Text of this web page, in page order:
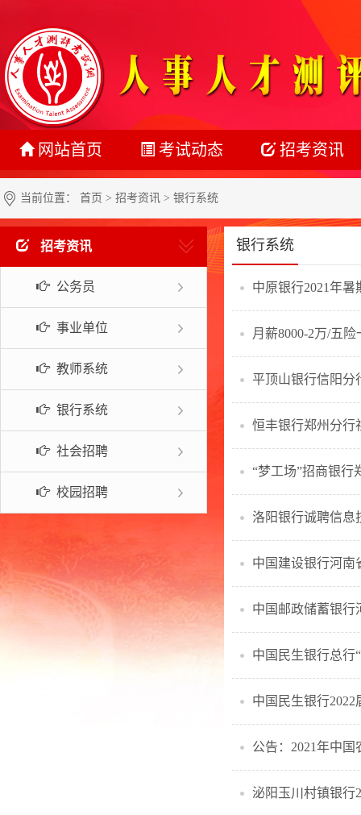
网站首页 考试动态
最新动态
正在报名
准考证打印
成绩查询
名单公示
常见问题
招考资讯
事业单位
教师系统
银行系统
社会招聘
校园招聘
当前位置： 首页 > 招考资讯 > 银行系统
招考资讯
公务员
事业单位
教师系统
银行系统
社会招聘
校园招聘
银行系统
中原银行2021年
月薪8000-2万/五
平顶山银行信阳分
恒丰银行郑州分行
“梦工场”招商银行
洛阳银行诚聘信息
中国邮政储蓄银行
中国民生银行总行
中国民生银行
公告：2021年中
泌阳玉川村镇银行